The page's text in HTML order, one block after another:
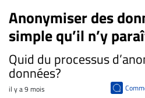
Anonymiser des
simple qu’il n’y
Quid du processus
données?
il y a 9 mois